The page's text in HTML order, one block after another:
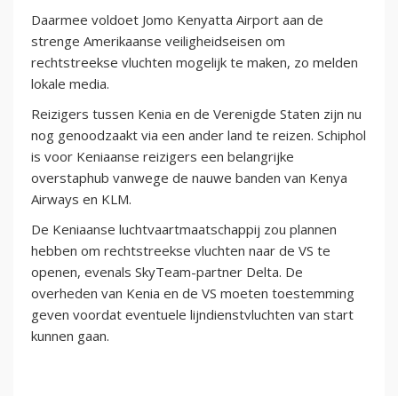
Daarmee voldoet Jomo Kenyatta Airport aan de
strenge Amerikaanse veiligheidseisen om
rechtstreekse vluchten mogelijk te maken, zo melden
lokale media.
Reizigers tussen Kenia en de Verenigde Staten zijn nu
nog genoodzaakt via een ander land te reizen. Schiphol
is voor Keniaanse reizigers een belangrijke
overstaphub vanwege de nauwe banden van Kenya
Airways en KLM.
De Keniaanse luchtvaartmaatschappij zou plannen
hebben om rechtstreekse vluchten naar de VS te
openen, evenals SkyTeam-partner Delta. De
overheden van Kenia en de VS moeten toestemming
geven voordat eventuele lijndienstvluchten van start
kunnen gaan.